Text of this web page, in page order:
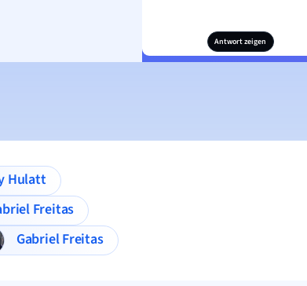
Antwort zeigen
Lily Hulatt
Freitas
Gabriel Freitas